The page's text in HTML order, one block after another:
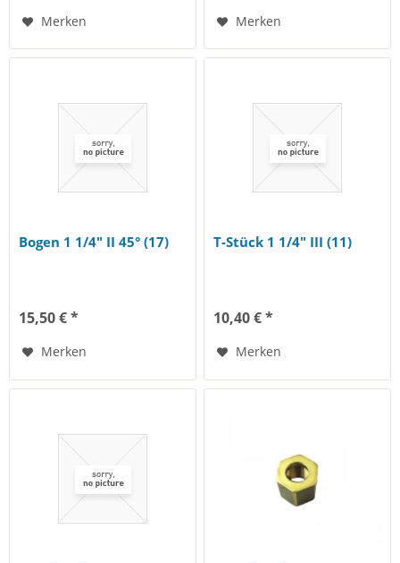
Merken Merken
Bogen 1 1/4" II 45° (17)
15,50 € *
Merken
T-Stück 1 1/4" III (11)
10,40 € *
Merken